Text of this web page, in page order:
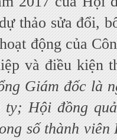
thảo sửa đổi,
động của
và điều kiện
Giám đốc là
ty; Hội đồng
số thành